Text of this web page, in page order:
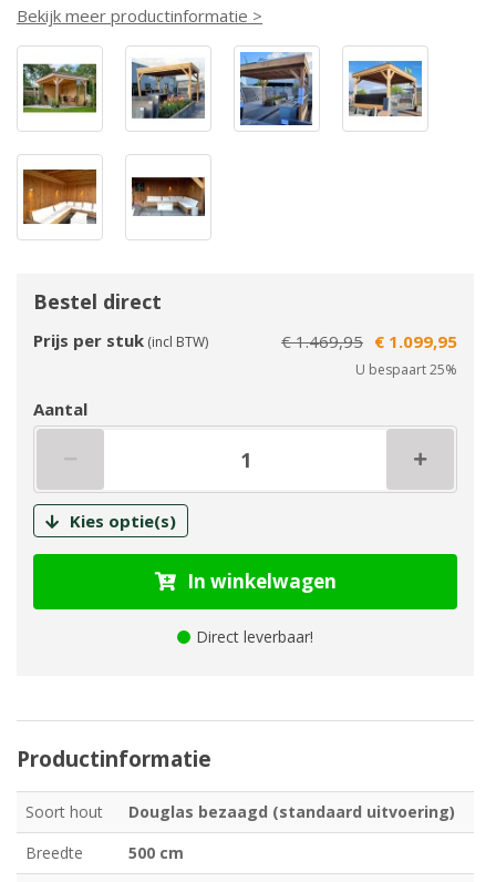
Bekijk meer productinformatie >
Bestel direct
Prijs per stuk (incl BTW) € 1.469,95 € 1.099,95
U bespaart 25%
Aantal
Kies optie(s)
In winkelwagen
Direct leverbaar!
Productinformatie
Soort hout
Douglas bezaagd (standaard uitvoering)
Breedte
500 cm